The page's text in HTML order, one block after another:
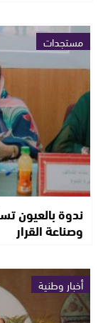
مستجدات
ندوة بالعيون
وصناعة القرار
أخبار وطنية